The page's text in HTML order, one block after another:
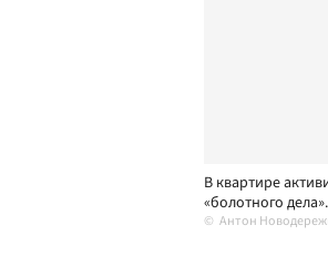
В квартире
«болотного дела».
Антон